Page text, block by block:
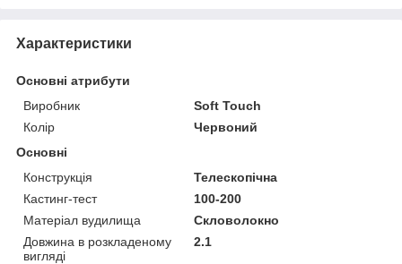
Характеристики
Основні атрибути
Виробник
Soft Touch
Колір
Червоний
Основні
Конструкція
Телескопічна
Кастинг-тест
100-200
Матеріал вудилища
Скловолокно
Довжина в розкладеному
вигляді
2.1